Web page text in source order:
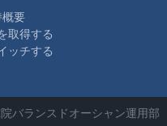
概要
取得する
ッチする
バランスドオーシャン運用部